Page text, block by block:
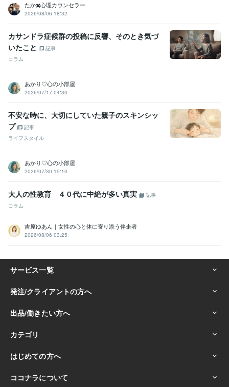
占い オラクルカードリーディング
心理学 恋愛 男性心理
占い
オラクルカード リーディング
学歴
三重大学 1989年3月 ~ 1993年2月
英語 日常会話レベル
たか✖️心理カウンセラー
2026/08/06 18:32
カサンドラ症候群の投稿に反響、そのとき気づ
いたこと
記事
コラム
あかり♡心の小部屋
2026/07/17 04:30
不安な時に、大切にしていた親子のスキンシッ
プ
記事
ライフスタイル
あかり♡心の小部屋
2026/07/30 15:10
大人の性教育 ４０代に中絶が多い真実
記事
コラム
吉原ゆあん｜女性の心と体に寄り添う伴走者
2026/08/06 03:25